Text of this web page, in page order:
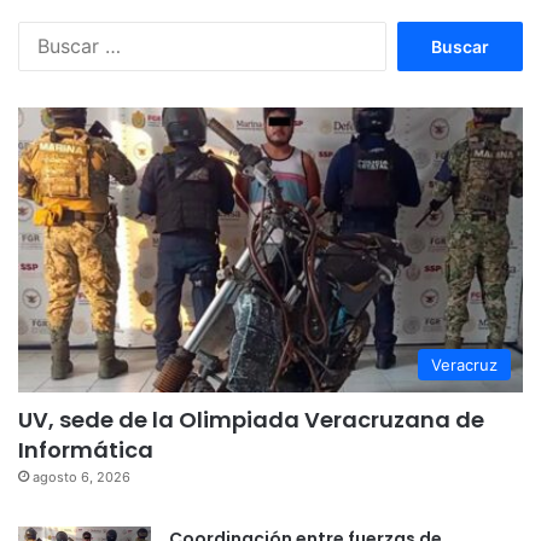
Veracruz
UV, sede de la Olimpiada Veracruzana de
Informática
agosto 6, 2026